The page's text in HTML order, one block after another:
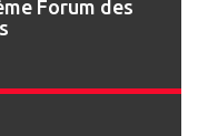
Forum des